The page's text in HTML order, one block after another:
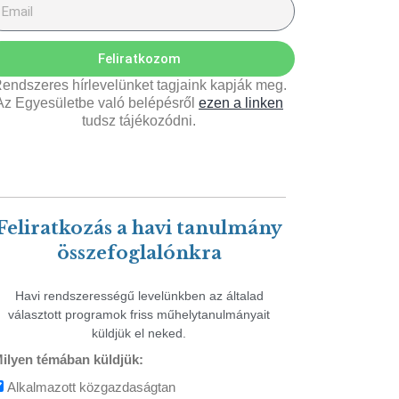
Feliratkozom
hírlevelünket tagjaink kapják meg.
Egyesületbe való belépésről ezen a linken
tudsz tájékozódni.
a havi tanulmány
összefoglalónkra
Havi rendszerességű levelünkben az általad
választott programok friss műhelytanulmányait
küldjük el neked.
témában küldjük:
Alkalmazott közgazdaságtan